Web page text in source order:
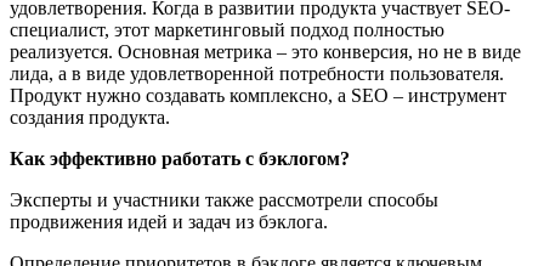
удовлетворения. Когда в развитии продукта участвует SEO-
специалист, этот маркетинговый подход полностью
реализуется. Основная метрика – это конверсия, но не в виде
лида, а в виде удовлетворенной потребности пользователя.
Продукт нужно создавать комплексно, а SEO – инструмент
создания продукта.
Как эффективно работать с бэклогом?
Эксперты и участники также рассмотрели способы
продвижения идей и задач из бэклога.